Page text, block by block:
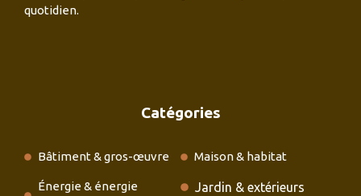
quotidien.
Catégories
Bâtiment & gros-œuvre
Énergie & énergie
Maison & habitat
Jardin & extérieurs